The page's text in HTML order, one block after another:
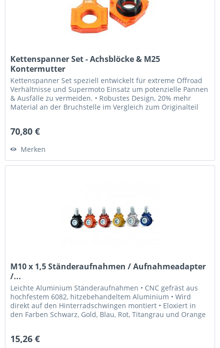
Kettenspanner Set - Achsblöcke & M25
Kontermutter
Kettenspanner Set speziell entwickelt für extreme Offroad
Verhältnisse und Supermoto Einsatz um potenzielle Pannen
& Ausfälle zu vermeiden. • Robustes Design, 20% mehr
Material an der Bruchstelle im Vergleich zum Originalteil
70,80 €
Merken
M10 x 1,5 Ständeraufnahmen / Aufnahmeadapter
/...
Leichte Aluminium Ständeraufnahmen • CNC gefräst aus
hochfestem 6082, hitzebehandeltem Aluminium • Wird
direkt auf den Hinterradschwingen montiert • Eloxiert in
den Farben Schwarz, Gold, Blau, Rot, Titangrau und Orange
15,26 €